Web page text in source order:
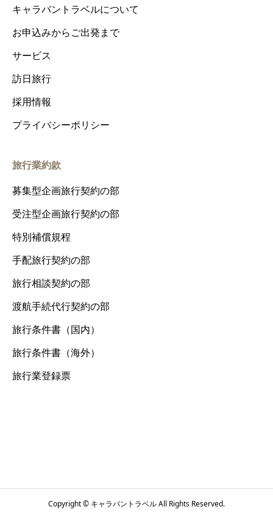
キャラバントラベルについて
お申込みからご出発まで
サービス
訪日旅行
採用情報
プライバシーポリシー
旅行業約款
募集型企画旅行契約の部
受注型企画旅行契約の部
特別補償規程
手配旅行契約の部
旅行相談契約の部
渡航手続代行契約の部
旅行条件書（国内）
旅行条件書（海外）
旅行業登録票
Copyright © キャラバントラベル All Rights Reserved.